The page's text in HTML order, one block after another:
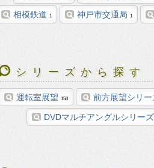
相模鉄道 1 神戸市交通局 1
シリーズから探す
運転室展望 150 前方展望シリー
DVDマルチアングルシリーズ